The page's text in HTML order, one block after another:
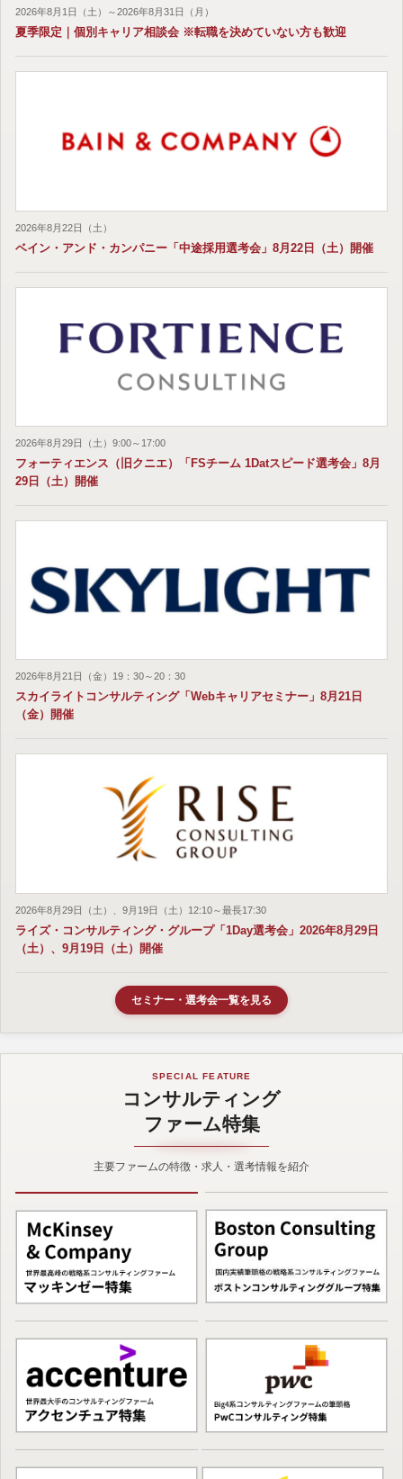
2026年8月1日（土）～2026年8月31日（月）
夏季限定｜個別キャリア相談会 ※転職を決めていない方も歓迎
2026年8月22日（土）
ベイン・アンド・カンパニー「中途採用選考会」8月22日（土）開催
2026年8月29日（土）9:00～17:00
フォーティエンス（旧クニエ）「FSチーム 1Datスピード選考会」8月
29日（土）開催
2026年8月21日（金）19：30～20：30
スカイライトコンサルティング「Webキャリアセミナー」8月21日
（金）開催
2026年8月29日（土）、9月19日（土）12:10～最長17:30
ライズ・コンサルティング・グループ「1Day選考会」2026年8月29日
（土）、9月19日（土）開催
セミナー・選考会一覧を見る
SPECIAL FEATURE
コンサルティング
ファーム特集
主要ファームの特徴・求人・選考情報を紹介